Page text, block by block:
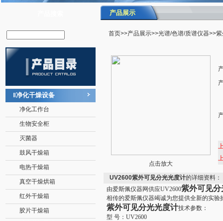
净化干燥设备
净化工作台
生物安全柜
灭菌器
鼓风干燥箱
电热干燥箱
真空干燥烘箱
红外干燥箱
胶片干燥箱
产品展示
首页>>产品展示>>光谱/色谱/质谱仪器>>
点击放大
UV2600紫外可见分光光度计的详细资料：
由爱斯佩仪器网供应UV2600紫外可见分
相传的爱斯佩仪器竭诚为您提供全新的实验
紫外可见分光光度计技术参数：
型 号：UV2600